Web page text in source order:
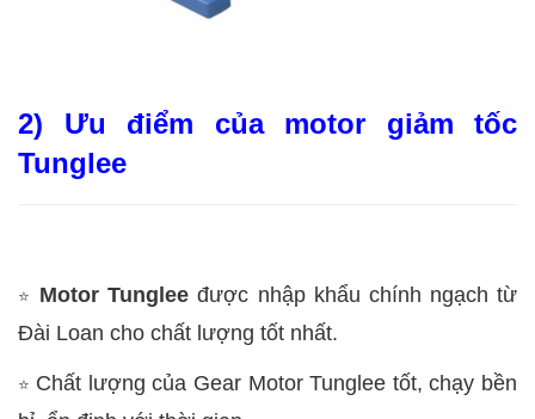
2) Ưu điểm của motor giảm tốc
Tunglee
⭐ Motor Tunglee được nhập khẩu chính ngạch từ
Đài Loan cho chất lượng tốt nhất.
⭐ Chất lượng của Gear Motor Tunglee tốt, chạy bền